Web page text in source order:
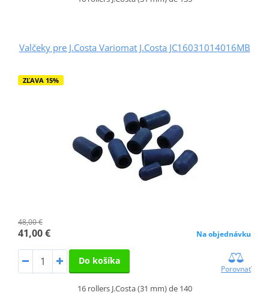
Valčeky pre J.Costa Variomat J.Costa JC16031014016MB
ZĽAVA 15%
48,00 €
41,00 € Na objednávku
Do košíka
Porovnať
16 rollers J.Costa (31 mm) de 140